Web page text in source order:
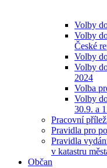
Volby
Volby
České
Volby
Volby
2024
Volba
Volby
30.9. a
Pracovní
Pravidla pro
Pravidla
v katastru
Občan